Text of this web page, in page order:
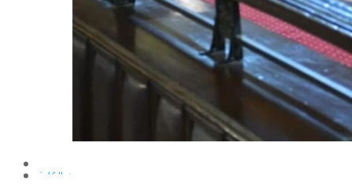
المحاصيل
الميكروبيولوجيا الزراعية
الهندسة الزراعية
الوراثة
البرامج التعليمية
برامج اللغة العربية
برامج اللغة الانجليزية
عن الكلية